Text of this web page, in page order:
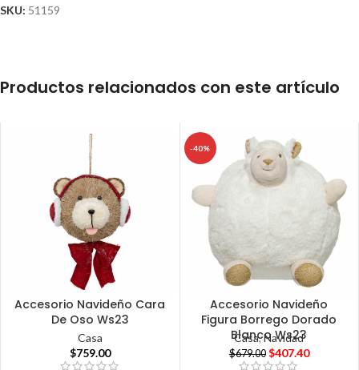
SKU: 51159
Productos relacionados con este artículo
Accesorio Navideño Cara
De Oso Ws23
Casa
$759.00
-40%
Accesorio Navideño
Figura Borrego Dorado
Blanco Ws23
Casa,Navidad
$679.00 $407.40